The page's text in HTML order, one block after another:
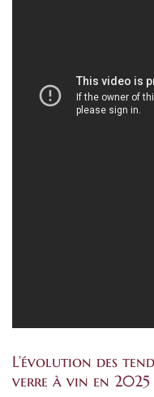
L’évolution des
verre à vin en 2025